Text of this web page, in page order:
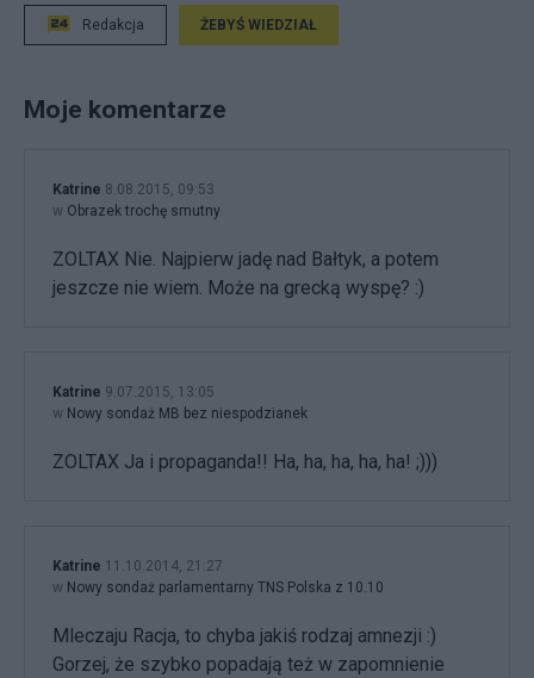
Redakcja ŻEBYŚ WIEDZIAŁ
Moje komentarze
Katrine 8.08.2015, 09:53
w Obrazek trochę smutny
ZOLTAX Nie. Najpierw jadę nad Bałtyk, a potem
jeszcze nie wiem. Może na grecką wyspę? :)
Katrine 9.07.2015, 13:05
w Nowy sondaż MB bez niespodzianek
ZOLTAX Ja i propaganda!! Ha, ha, ha, ha, ha! ;)))
Katrine 11.10.2014, 21:27
w Nowy sondaż parlamentarny TNS Polska z 10.10
Mleczaju Racja, to chyba jakiś rodzaj amnezji :)
Gorzej, że szybko popadają też w zapomnienie